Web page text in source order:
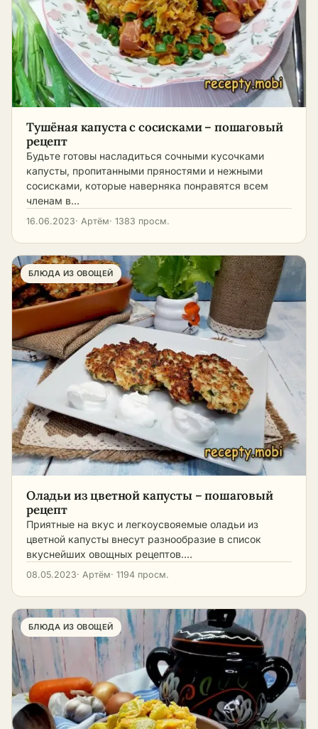
Тушёная капуста с сосисками – пошаговый
рецепт
Будьте готовы насладиться сочными кусочками
капусты, пропитанными пряностями и нежными
сосисками, которые наверняка понравятся всем
членам в…
16.06.2023· Артём· 1383 просм.
БЛЮДА ИЗ ОВОЩЕЙ
Оладьи из цветной капусты – пошаговый
рецепт
Приятные на вкус и легкоусвояемые оладьи из
цветной капусты внесут разнообразие в список
вкуснейших овощных рецептов.…
08.05.2023· Артём· 1194 просм.
БЛЮДА ИЗ ОВОЩЕЙ